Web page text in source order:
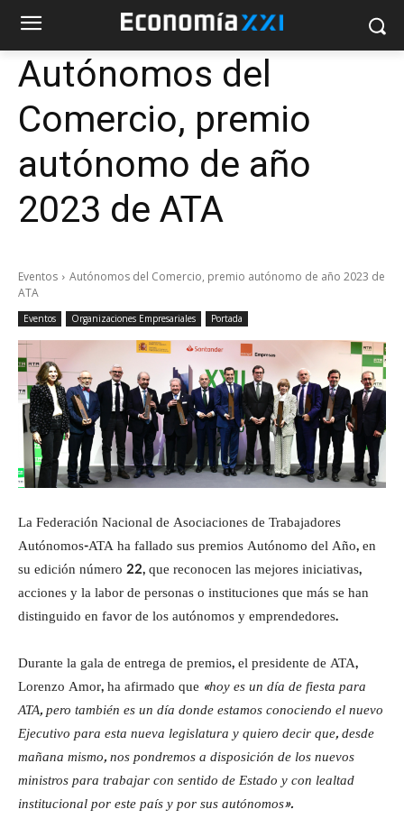
Autónomos del
Comercio, premio
autónomo de año
2023 de ATA
Eventos
Autónomos del Comercio, premio autónomo de año 2023 de
ATA
Eventos Organizaciones Empresariales Portada
La Federación Nacional de Asociaciones de Trabajadores
Autónomos-ATA ha fallado sus premios Autónomo del Año, en
su edición número 22, que reconocen las mejores iniciativas,
acciones y la labor de personas o instituciones que más se han
distinguido en favor de los autónomos y emprendedores.
Durante la gala de entrega de premios, el presidente de ATA,
Lorenzo Amor, ha afirmado que «hoy es un día de fiesta para
ATA, pero también es un día donde estamos conociendo el nuevo
Ejecutivo para esta nueva legislatura y quiero decir que, desde
mañana mismo, nos pondremos a disposición de los nuevos
ministros para trabajar con sentido de Estado y con lealtad
institucional por este país y por sus autónomos».